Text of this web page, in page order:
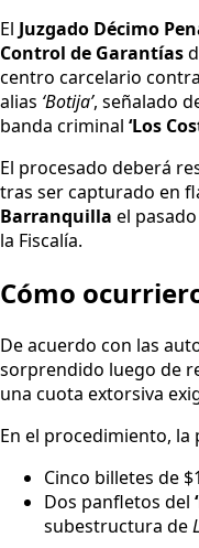
El Juzgado Décimo
Control de Garantías
centro carcelario contra
alias ‘Botija’, señalado
banda criminal ‘Los
El procesado deberá
tras ser capturado en
Barranquilla el pasado
la Fiscalía.
Cómo
De acuerdo con las
sorprendido luego de
una cuota extorsiva
En el procedimiento, la
Cinco billetes de
Dos panfletos del
subestructura de